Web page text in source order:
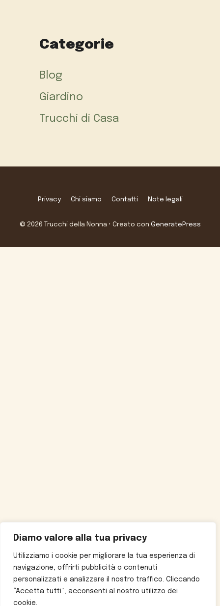
Diamo valore alla tua privacy
Utilizziamo i cookie per migliorare la tua esperienza di
navigazione, offrirti pubblicità o contenuti
personalizzati e analizzare il nostro traffico. Cliccando
“Accetta tutti”, acconsenti al nostro utilizzo dei
cookie.
Categorie
Blog
Giardino
Trucchi di Casa
Privacy Chi siamo Contatti Note legali
© 2026 Trucchi della Nonna • Creato con GeneratePress